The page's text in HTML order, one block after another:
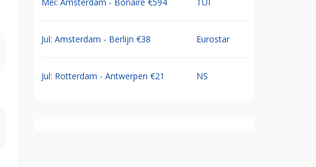
Jul: Amsterdam - Berlijn €38 Eurostar
Jul: Rotterdam - Antwerpen €21 NS